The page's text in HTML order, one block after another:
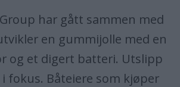
har gått sammen med
en gummijolle med en
og et digert batteri. Utslipp
i fokus. Båteiere som kjøper